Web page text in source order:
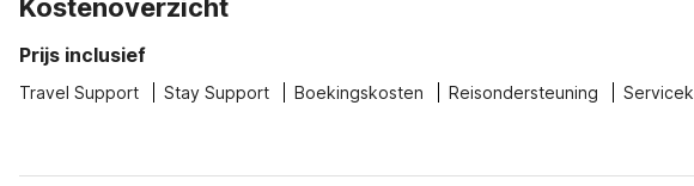
Kostenoverzicht
Prijs inclusief
Travel Support Stay Support Boekingskosten Reisondersteuning